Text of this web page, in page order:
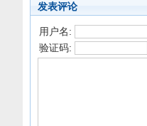
发表评论
用户名:
验证码: